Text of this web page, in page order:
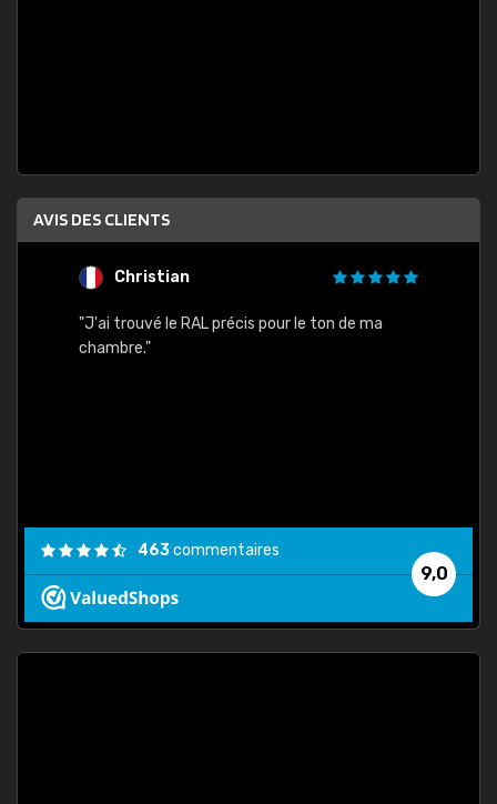
AVIS DES CLIENTS
Christian
"J'ai trouvé le RAL précis pour le ton de ma
chambre."
9,0
463commentaires